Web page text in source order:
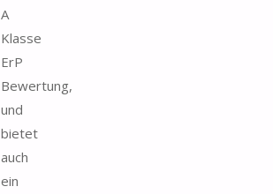
A
Klasse
ErP
Bewertung,
und
bietet
auch
ein